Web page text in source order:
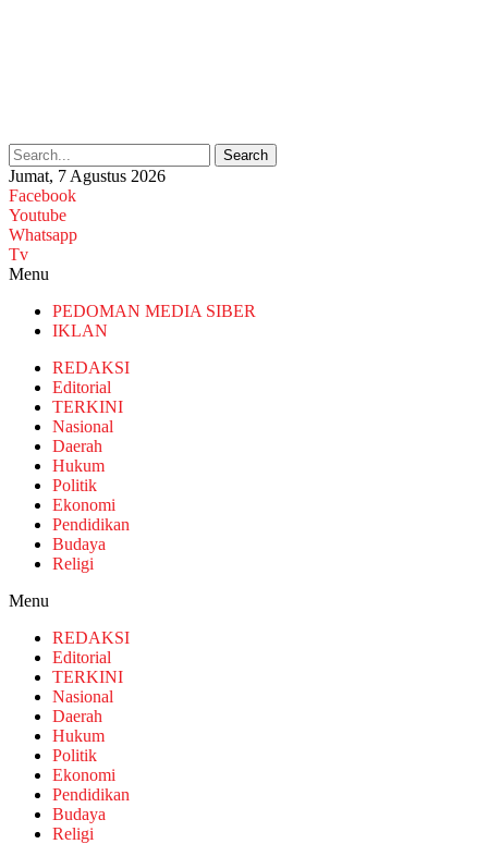
Search
Jumat, 7 Agustus 2026
Facebook
Youtube
Whatsapp
Tv
Menu
PEDOMAN MEDIA SIBER
IKLAN
REDAKSI
Editorial
TERKINI
Nasional
Daerah
Hukum
Politik
Ekonomi
Pendidikan
Budaya
Religi
Menu
REDAKSI
Editorial
TERKINI
Nasional
Daerah
Hukum
Politik
Ekonomi
Pendidikan
Budaya
Religi